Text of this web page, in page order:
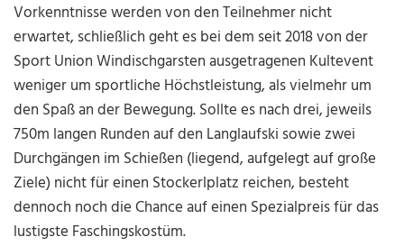
Vorkenntnisse werden von den Teilnehmer nicht
erwartet, schließlich geht es bei dem seit 2018 von der
Sport Union Windischgarsten ausgetragenen Kultevent
weniger um sportliche Höchstleistung, als vielmehr um
den Spaß an der Bewegung. Sollte es nach drei, jeweils
750m langen Runden auf den Langlaufski sowie zwei
Durchgängen im Schießen (liegend, aufgelegt auf große
Ziele) nicht für einen Stockerlplatz reichen, besteht
dennoch noch die Chance auf einen Spezialpreis für das
lustigste Faschingskostüm.